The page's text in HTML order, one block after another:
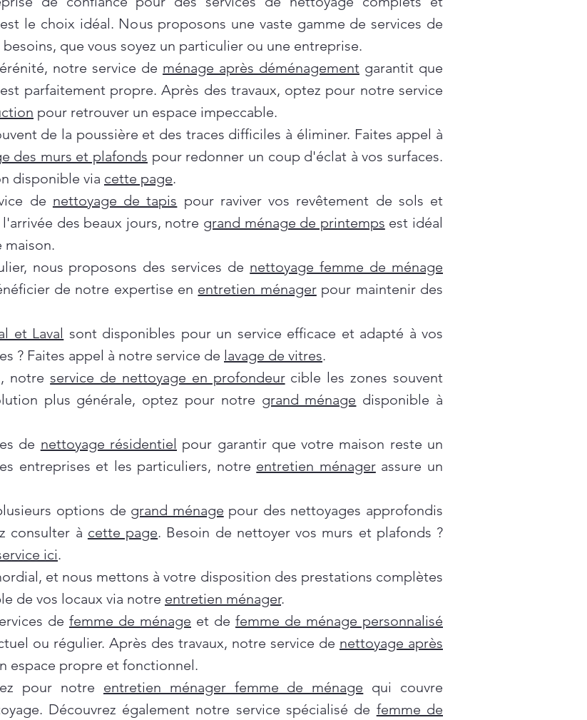
le choix idéal. Nous proposons une vaste gamme de services de
que vous soyez un particulier ou une entreprise.
notre service de ménage après déménagement garantit que
parfaitement propre. Après des travaux, optez pour notre service
pour retrouver un espace impeccable.
de la poussière et des traces difficiles à éliminer. Faites appel à
des murs et plafonds pour redonner un coup d'éclat à vos surfaces.
disponible via cette page.
de nettoyage de tapis pour raviver vos revêtement de sols et
des beaux jours, notre grand ménage de printemps est idéal
nous proposons des services de nettoyage femme de ménage
de notre expertise en entretien ménagerpour maintenir des
et Laval sont disponibles pour un service efficace et adapté à vos
? Faites appel à notre service de lavage de vitres.
notreservice de nettoyage en profondeurcible les zones souvent
plus générale, optez pour notre grand ménage disponible à
de nettoyage résidentiel pour garantir que votre maison reste un
entreprises et les particuliers, notre entretien ménagerassure un
options de grand ménage pour des nettoyages approfondis
consulter à cette page. Besoin de nettoyer vos murs et plafonds ?
ici.
et nous mettons à votre disposition des prestations complètes
de vos locaux via notre entretien ménager.
de femme de ménage et de femme de ménage personnalisé
ou régulier. Après des travaux, notre service de nettoyage après
espace propre et fonctionnel.
pour notre entretien ménager femme de ménage qui couvre
Découvrez également notre service spécialisé de femme de